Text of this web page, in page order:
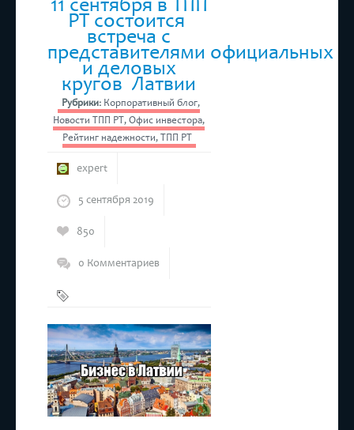
11 сентября в ТПП
РТ состоится
встреча с
представителями официальных
и деловых
кругов Латвии
Рубрики: Корпоративный блог,
Новости ТПП РТ,Офис инвестора,
Рейтинг надежности, ТПП РТ
expert
5 сентября 2019
850
0 Комментариев
Латвия,
ТПП РТ